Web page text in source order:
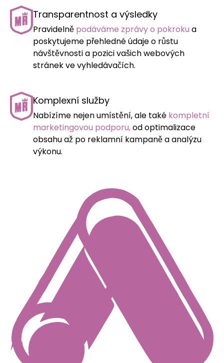
Transparentnost a výsledky
Pravidelně podáváme zprávy o pokroku a
poskytujeme přehledné údaje o růstu
návštěvnosti a pozici vašich webových
stránek ve vyhledávačích.
Komplexní služby
Nabízíme nejen umístění, ale také kompletní
marketingovou podporu,od optimalizace
obsahu až po reklamní kampaně a analýzu
výkonu.